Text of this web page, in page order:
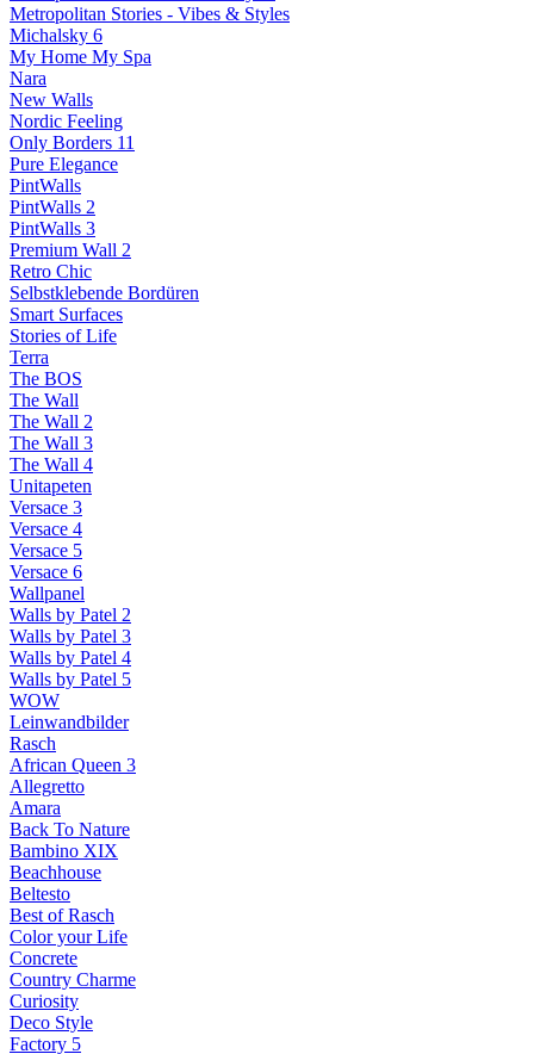
Metropolitan Stories - Vibes & Styles
Michalsky 6
My Home My Spa
Nara
New Walls
Nordic Feeling
Only Borders 11
Pure Elegance
PintWalls
PintWalls 2
PintWalls 3
Premium Wall 2
Retro Chic
Selbstklebende Bordüren
Smart Surfaces
Stories of Life
Terra
The BOS
The Wall
The Wall 2
The Wall 3
The Wall 4
Unitapeten
Versace 3
Versace 4
Versace 5
Versace 6
Wallpanel
Walls by Patel 2
Walls by Patel 3
Walls by Patel 4
Walls by Patel 5
WOW
Leinwandbilder
Rasch
African Queen 3
Allegretto
Amara
Back To Nature
Bambino XIX
Beachhouse
Beltesto
Best of Rasch
Color your Life
Concrete
Country Charme
Curiosity
Deco Style
Factory 5